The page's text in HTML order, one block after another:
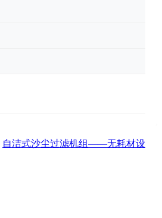
自洁式沙尘过滤机组——无耗材设